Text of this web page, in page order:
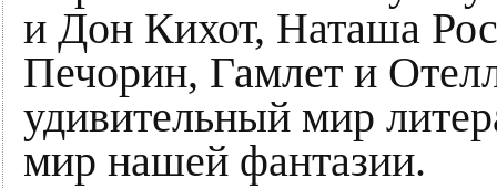
и Дон Кихот, Наташа
Печорин, Гамлет и
удивительный мир
мир нашей фантазии.